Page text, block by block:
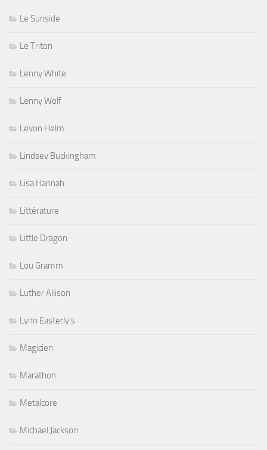
Le Sunside
Le Triton
Lenny White
Lenny Wolf
Levon Helm
Lindsey Buckingham
Lisa Hannah
Littérature
Little Dragon
Lou Gramm
Luther Allison
Lynn Easterly's
Magicien
Marathon
Metalcore
Michael Jackson